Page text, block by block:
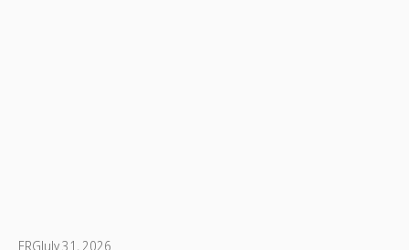
ERGJuly 31, 2026